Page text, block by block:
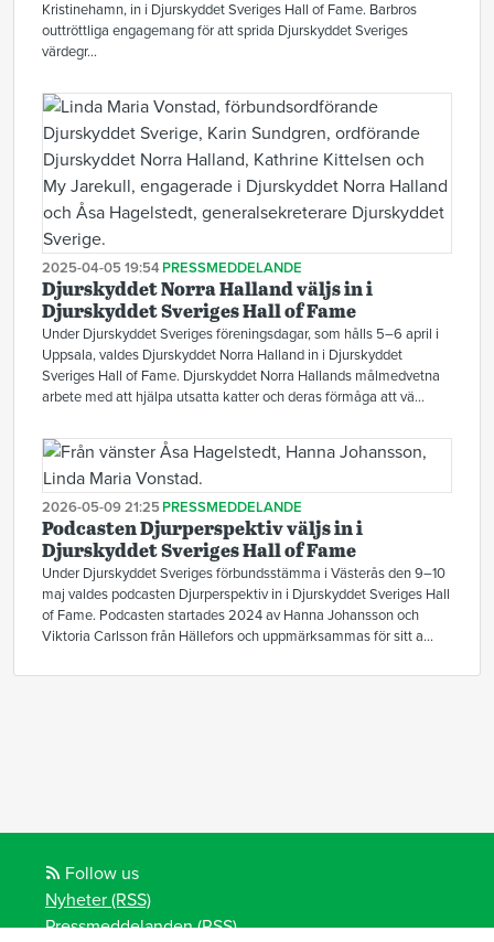
Kristinehamn, in i Djurskyddet Sveriges Hall of Fame. Barbros
outtröttliga engagemang för att sprida Djurskyddet Sveriges
värdegr...
2025-04-05 19:54 PRESSMEDDELANDE
Djurskyddet Norra Halland väljs in i
Djurskyddet Sveriges Hall of Fame
Under Djurskyddet Sveriges föreningsdagar, som hålls 5–6 april i
Uppsala, valdes Djurskyddet Norra Halland in i Djurskyddet
Sveriges Hall of Fame. Djurskyddet Norra Hallands målmedvetna
arbete med att hjälpa utsatta katter och deras förmåga att vä...
2026-05-09 21:25 PRESSMEDDELANDE
Podcasten Djurperspektiv väljs in i
Djurskyddet Sveriges Hall of Fame
Under Djurskyddet Sveriges förbundsstämma i Västerås den 9–10
maj valdes podcasten Djurperspektiv in i Djurskyddet Sveriges Hall
of Fame. Podcasten startades 2024 av Hanna Johansson och
Viktoria Carlsson från Hällefors och uppmärksammas för sitt a...
Follow us
Nyheter (RSS)
Pressmeddelanden (RSS)